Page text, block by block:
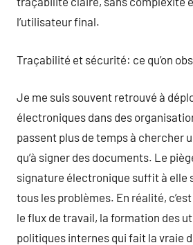
l’utilisateur final.
Traçabilité et sécurité: ce qu’on
Je me suis souvent retrouvé à
électroniques dans des
passent plus de temps à chercher
qu’à signer des documents. Le
signature électronique suffit à elle
tous les problèmes. En réalité,
le flux de travail, la formation des
politiques internes qui fait la vraie